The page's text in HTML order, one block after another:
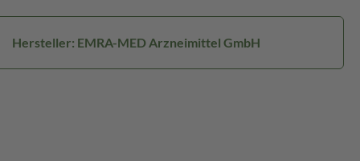
Hersteller: EMRA-MED Arzneimittel GmbH